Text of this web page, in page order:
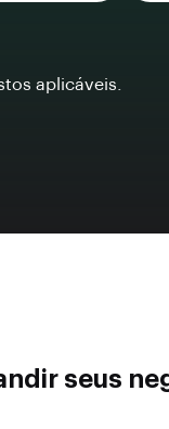
aplicáveis.
seus